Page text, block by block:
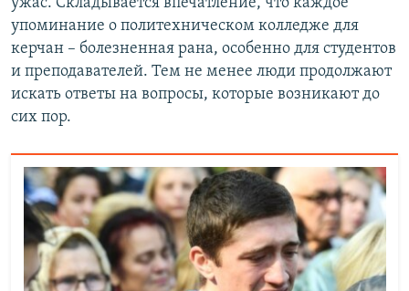
упоминание о политехническом колледже для
керчан – болезненная рана, особенно для студентов
и преподавателей. Тем не менее люди продолжают
искать ответы на вопросы, которые возникают до
сих пор.